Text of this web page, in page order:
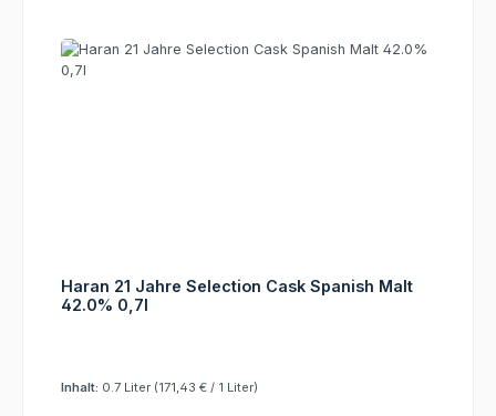
Haran 21 Jahre Selection Cask Spanish Malt
42.0% 0,7l
Inhalt: 0.7 Liter (171,43 € / 1 Liter)